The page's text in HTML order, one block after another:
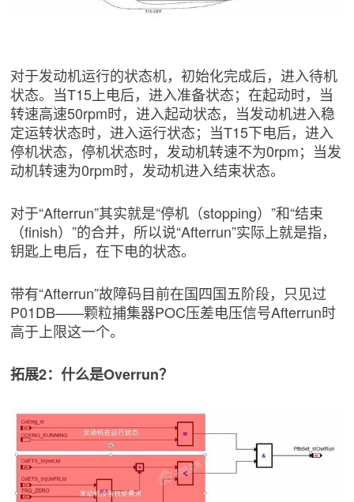
对于发动机运行的状态机，初始化完成后，进入待机
状态。当T15上电后，进入准备状态；在起动时，当
转速高速50rpm时，进入起动状态，当发动机进入稳
定运转状态时，进入运行状态；当T15下电后，进入
停机状态，停机状态时，发动机转速不为0rpm；当发
动机转速为0rpm时，发动机进入结束状态。
对于“Afterrun”其实就是“停机（stopping）”和“结束
（finish）”的合并，所以说“Afterrun”实际上就是指，
钥匙上电后，在下电的状态。
带有“Afterrun”故障码目前在国四国五阶段，只见过
P01DB——颗粒捕集器POC压差电压信号Afterrun时
高于上限这一个。
拓展2：什么是Overrun？